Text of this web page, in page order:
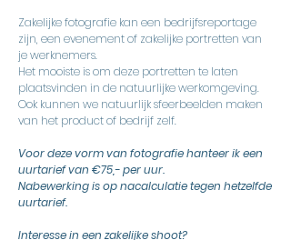
Zakelijke fotografie kan een bedrijfsreportage
zijn, een evenement of zakelijke portretten van
je werknemers.
Het mooiste is om deze portretten te laten
plaatsvinden in de natuurlijke werkomgeving.
Ook kunnen we natuurlijk sfeerbeelden maken
van het product of bedrijf zelf.
Voor deze vorm van fotografie hanteer ik een
uurtarief van €75,- per uur.
Nabewerking is op nacalculatie tegen hetzelfde
uurtarief.
Interesse in een zakelijke shoot?